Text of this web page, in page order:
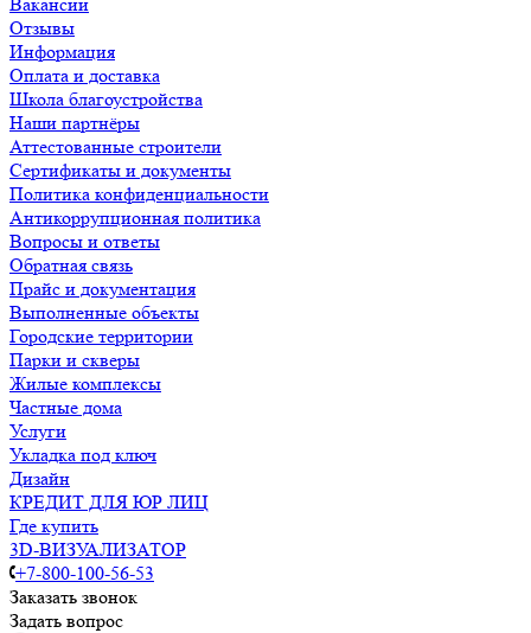
Отзывы
Информация
Оплата и доставка
Школа благоустройства
Наши партнёры
Аттестованные строители
Сертификаты и документы
Политика конфиденциальности
Антикоррупционная политика
Вопросы и ответы
Обратная связь
Прайс и документация
Выполненные объекты
Городские территории
Парки и скверы
Жилые комплексы
Частные дома
Услуги
Укладка под ключ
Дизайн
КРЕДИТ ДЛЯ ЮР ЛИЦ
Где купить
3D-ВИЗУАЛИЗАТОР
+7-800-100-56-53
Заказать звонок
Задать вопрос